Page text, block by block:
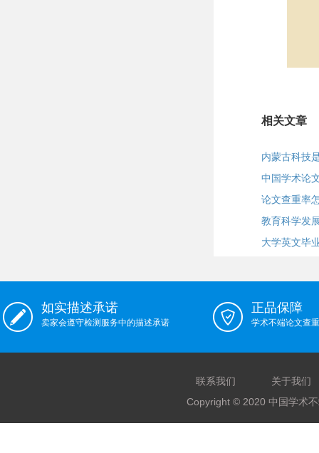
相关文章
内蒙古科技
中国学术论
论文查重率
教育科学发
大学英文毕
如实描述承诺
卖家会遵守检测服务中的描述承诺
正品保障
学术不端论文查
联系我们
关于我们
Copyright © 2020 中国学术